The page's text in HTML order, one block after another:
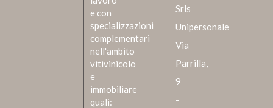
e con
specializzazioni
complementari
nell'ambito
vitivinicolo
e
immobiliare
quali:
Srls
Unipersonale
Via
Parrilla,
9
-